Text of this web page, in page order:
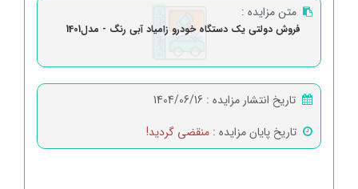
متن مزایده :
فروش دولتی یک دستگاه خودرو زامیاد آبی رنگ - مدل1401
تاریخ انتشار مزایده : 1404/06/16
تاریخ پایان مزایده : منقضی گردید!